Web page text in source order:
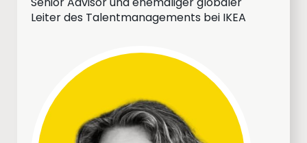
Leiter des Talentmanagements bei IKEA